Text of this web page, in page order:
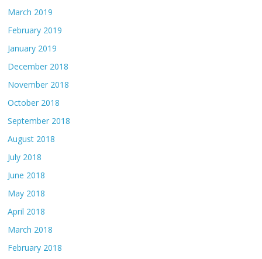
March 2019
February 2019
January 2019
December 2018
November 2018
October 2018
September 2018
August 2018
July 2018
June 2018
May 2018
April 2018
March 2018
February 2018